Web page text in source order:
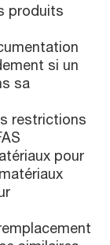
produits
si un
sa
restrictions
pour